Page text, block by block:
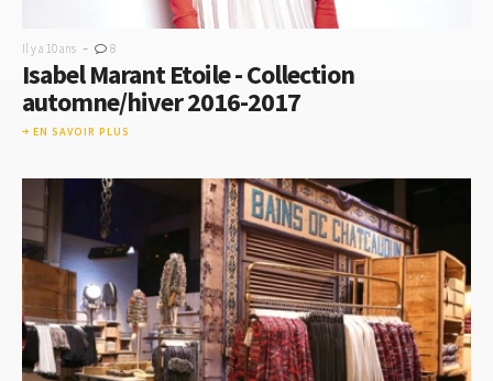
Il y a 10 ans - 8
Isabel Marant Etoile - Collection
automne/hiver 2016-2017
EN SAVOIR PLUS